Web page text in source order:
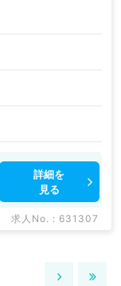
詳細を
見る
求人No. : 631307